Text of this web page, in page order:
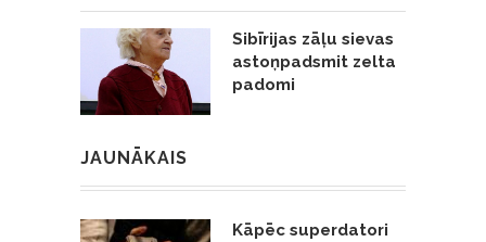
Sibīrijas zāļu sievas
astoņpadsmit zelta
padomi
JAUNĀKAIS
Kāpēc superdatori